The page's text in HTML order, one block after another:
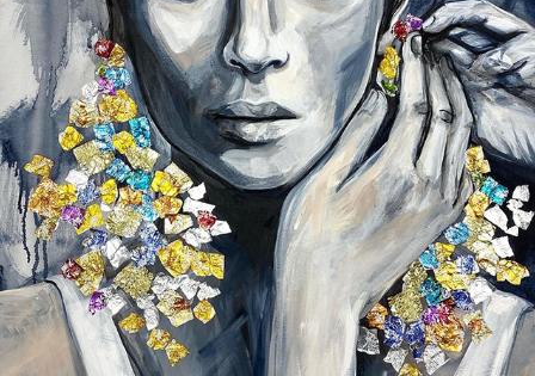
ÖRONGODIS